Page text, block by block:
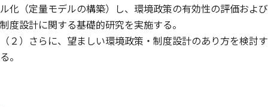
ル化（定量モデルの構築）し、環境政策の有効性の評価および
制度設計に関する基礎的研究を実施する。
（２）さらに、望ましい環境政策・制度設計のあり方を検討す
る。